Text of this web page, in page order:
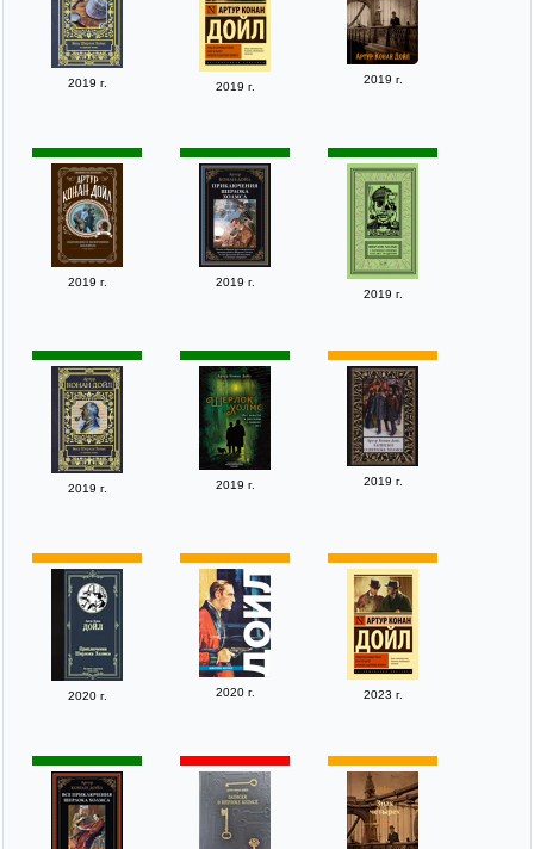
2019 г. 2019 г.
2019 г.
2019 г.
2019 г.
2019 г.
2019 г. 2019 г. 2019 г.
2020 г. 2020 г. 2023 г.